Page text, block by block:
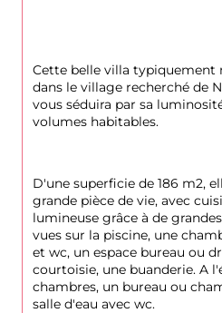
Cette belle villa typiquement
dans le village recherché de
vous séduira par sa
volumes habitables.
D'une superficie de 186 m2,
grande pièce de vie, avec
lumineuse grâce à de
vues sur la piscine, une
et wc, un espace bureau ou
courtoisie, une buanderie. A
chambres, un bureau ou
salle d'eau avec wc.